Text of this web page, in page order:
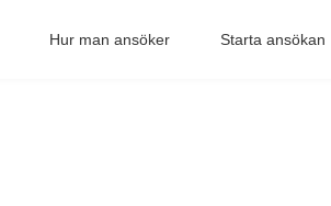
Hur man ansöker Starta ansökan